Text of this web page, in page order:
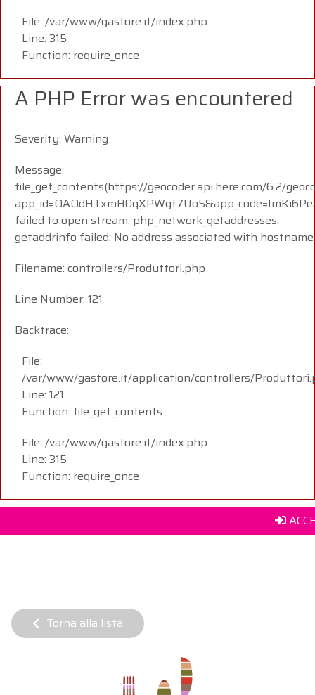
File: /var/www/gastore.it/index.php
Line: 315
Function: require_once
A PHP Error was encountered
Severity: Warning
Message:
file_get_contents(https://geocoder.api.here.com/6.2/
failed to open stream: php_network_getaddresses:
getaddrinfo failed: No address associated with hostname
Filename: controllers/Produttori.php
Line Number: 121
Backtrace:
File:
/var/www/gastore.it/application/controllers/
Line: 121
Function: file_get_contents
File: /var/www/gastore.it/index.php
Line: 315
Function: require_once
Torna alla lista